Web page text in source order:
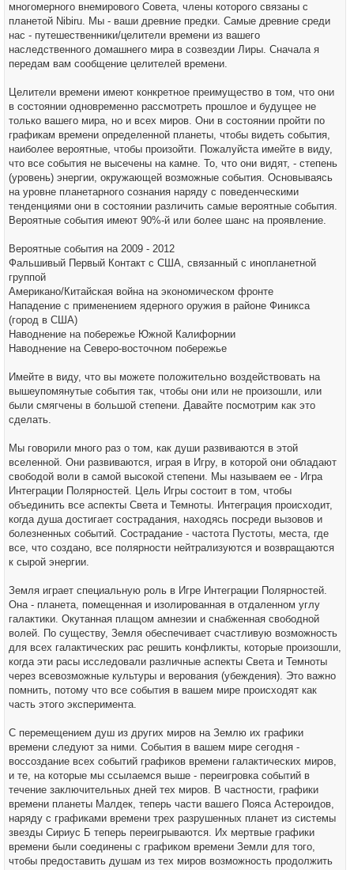
многомерного внемирового Совета, члены которого связаны с
планетой Nibiru. Мы - ваши древние предки. Самые древние среди
нас - путешественники/целители времени из вашего
наследственного домашнего мира в созвездии Лиры. Сначала я
передам вам сообщение целителей времени.
Целители времени имеют конкретное преимущество в том, что они
в состоянии одновременно рассмотреть прошлое и будущее не
только вашего мира, но и всех миров. Они в состоянии пройти по
графикам времени определенной планеты, чтобы видеть события,
наиболее вероятные, чтобы произойти. Пожалуйста имейте в виду,
что все события не высечены на камне. То, что они видят, - степень
(уровень) энергии, окружающей возможные события. Основываясь
на уровне планетарного сознания наряду с поведенческими
тенденциями они в состоянии различить самые вероятные события.
Вероятные события имеют 90%-й или более шанс на проявление.
Вероятные события на 2009 - 2012
Фальшивый Первый Контакт с США, связанный с инопланетной
группой
Американо/Китайская война на экономическом фронте
Нападение с применением ядерного оружия в районе Финикса
(город в США)
Наводнение на побережье Южной Калифорнии
Наводнение на Северо-восточном побережье
Имейте в виду, что вы можете положительно воздействовать на
вышеупомянутые события так, чтобы они или не произошли, или
были смягчены в большой степени. Давайте посмотрим как это
сделать.
Мы говорили много раз о том, как души развиваются в этой
вселенной. Они развиваются, играя в Игру, в которой они обладают
свободой воли в самой высокой степени. Мы называем ее - Игра
Интеграции Полярностей. Цель Игры состоит в том, чтобы
объединить все аспекты Света и Темноты. Интеграция происходит,
когда душа достигает сострадания, находясь посреди вызовов и
болезненных событий. Сострадание - частота Пустоты, места, где
все, что создано, все полярности нейтрализуются и возвращаются
к сырой энергии.
Земля играет специальную роль в Игре Интеграции Полярностей.
Она - планета, помещенная и изолированная в отдаленном углу
галактики. Окутанная плащом амнезии и снабженная свободной
волей. По существу, Земля обеспечивает счастливую возможность
для всех галактических рас решить конфликты, которые произошли,
когда эти расы исследовали различные аспекты Света и Темноты
через всевозможные культуры и верования (убеждения). Это важно
помнить, потому что все события в вашем мире происходят как
часть этого эксперимента.
С перемещением душ из других миров на Землю их графики
времени следуют за ними. События в вашем мире сегодня -
воссоздание всех событий графиков времени галактических миров,
и те, на которые мы ссылаемся выше - переигровка событий в
течение заключительных дней тех миров. В частности, графики
времени планеты Малдек, теперь части вашего Пояса Астероидов,
наряду с графиками времени трех разрушенных планет из системы
звезды Сириус Б теперь переигрываются. Их мертвые графики
времени были соединены с графиком времени Земли для того,
чтобы предоставить душам из тех миров возможность продолжить